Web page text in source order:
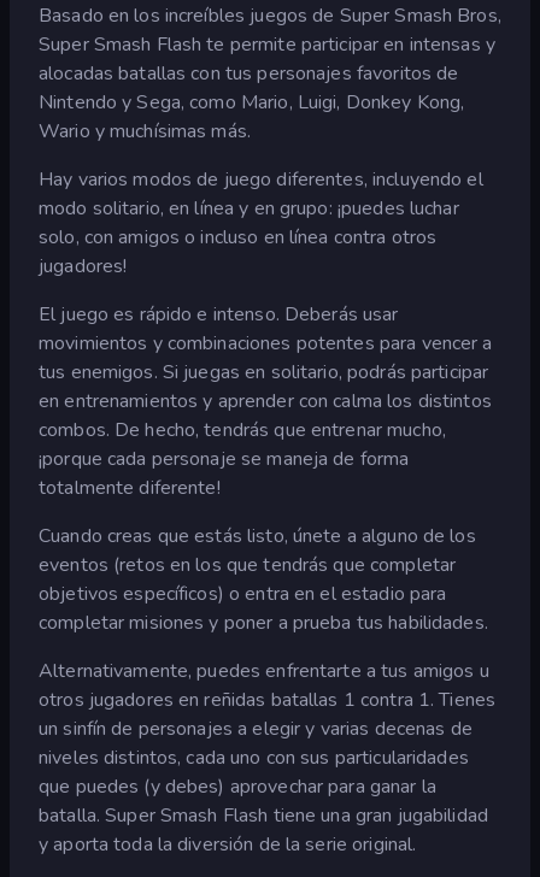
Basado en los increíbles juegos de Super Smash Bros,
Super Smash Flash te permite participar en intensas y
alocadas batallas con tus personajes favoritos de
Nintendo y Sega, como Mario, Luigi, Donkey Kong,
Wario y muchísimas más.
Hay varios modos de juego diferentes, incluyendo el
modo solitario, en línea y en grupo: ¡puedes luchar
solo, con amigos o incluso en línea contra otros
jugadores!
El juego es rápido e intenso. Deberás usar
movimientos y combinaciones potentes para vencer a
tus enemigos. Si juegas en solitario, podrás participar
en entrenamientos y aprender con calma los distintos
combos. De hecho, tendrás que entrenar mucho,
¡porque cada personaje se maneja de forma
totalmente diferente!
Cuando creas que estás listo, únete a alguno de los
eventos (retos en los que tendrás que completar
objetivos específicos) o entra en el estadio para
completar misiones y poner a prueba tus habilidades.
Alternativamente, puedes enfrentarte a tus amigos u
otros jugadores en reñidas batallas 1 contra 1. Tienes
un sinfín de personajes a elegir y varias decenas de
niveles distintos, cada uno con sus particularidades
que puedes (y debes) aprovechar para ganar la
batalla. Super Smash Flash tiene una gran jugabilidad
y aporta toda la diversión de la serie original.